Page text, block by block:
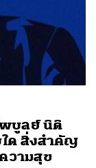
พบูลย์ นิติ
ใด สิ่งสำคัญ
วามสุข